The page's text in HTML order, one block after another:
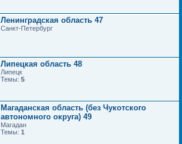
Ленинградская область 47
Санкт-Петербург
Липецкая область 48
Липецк
Темы: 5
Магаданская область (без Чукотского
автономного округа) 49
Магадан
Темы: 1